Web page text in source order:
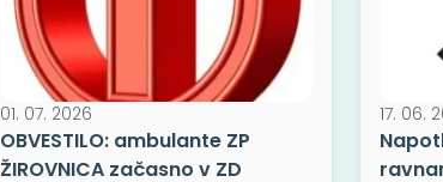
01. 07. 2026
OBVESTILO: ambulante ZP
ŽIROVNICA začasno v ZD
17. 06.